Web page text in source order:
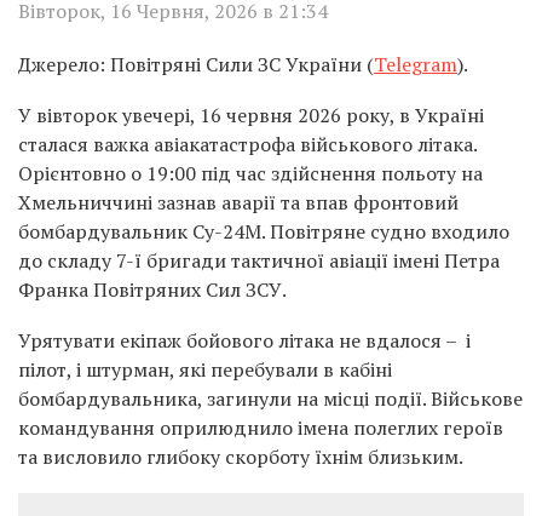
Вівторок, 16 Червня, 2026 в 21:34
Джерело: Повітряні Сили ЗС України (Telegram).
У вівторок увечері, 16 червня 2026 року, в Україні
сталася важка авіакатастрофа військового літака.
Орієнтовно о 19:00 під час здійснення польоту на
Хмельниччині зазнав аварії та впав фронтовий
бомбардувальник Су-24М. Повітряне судно входило
до складу 7-ї бригади тактичної авіації імені Петра
Франка Повітряних Сил ЗСУ.
Урятувати екіпаж бойового літака не вдалося – і
пілот, і штурман, які перебували в кабіні
бомбардувальника, загинули на місці події. Військове
командування оприлюднило імена полеглих героїв
та висловило глибоку скорботу їхнім близьким.